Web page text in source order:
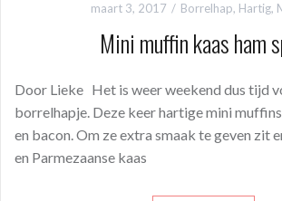
maart 3, 2017 Borrelhap, Hartig,
Mini muffin kaas ham
Door Lieke Het is weer weekend dus tijd
borrelhapje. Deze keer hartige mini
en bacon. Om ze extra smaak te geven zit
en Parmezaanse kaas